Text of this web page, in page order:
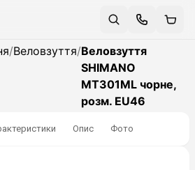
/Веловзуття/Веловзуття
SHIMANO
MT301ML чорне,
розм. EU46
Опис Фото